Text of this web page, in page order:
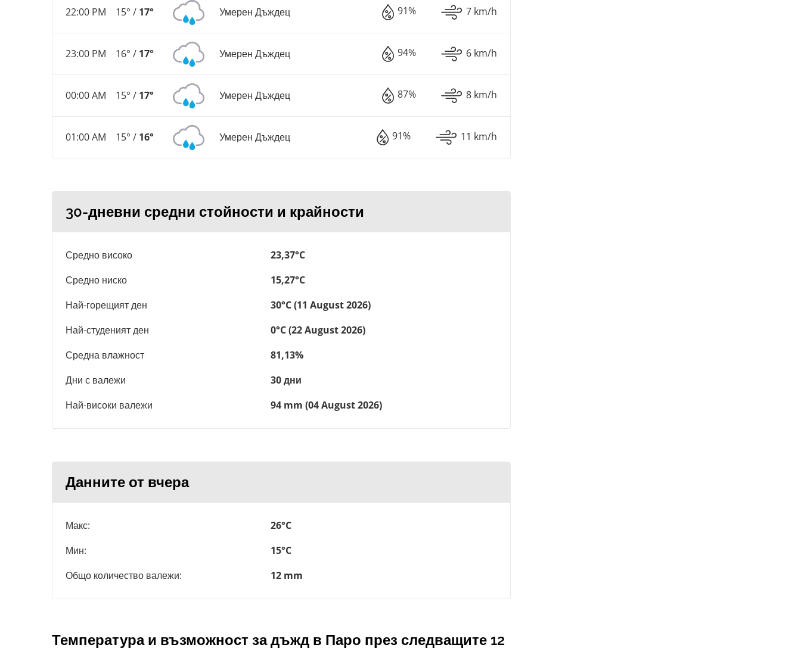
22:00 PM 15° / 17° Умерен Дъждец 91% 7 km/h
23:00 PM 16° / 17° Умерен Дъждец 94% 6 km/h
00:00 AM 15° / 17° Умерен Дъждец 87% 8 km/h
01:00 AM 15° / 16° Умерен Дъждец 91% 11 km/h
30-дневни средни стойности и крайности
Средно високо
23,37°C
Средно ниско
15,27°C
Най-горещият ден
30°C (11 August 2026)
Най-студеният ден
0°C (22 August 2026)
Средна влажност
81,13%
Дни с валежи
30 дни
Най-високи валежи
94 mm (04 August 2026)
Данните от вчера
Макс:
26°C
Мин:
15°C
Общо количество валежи:
12 mm
Температура и възможност за дъжд в Паро през следващите 12